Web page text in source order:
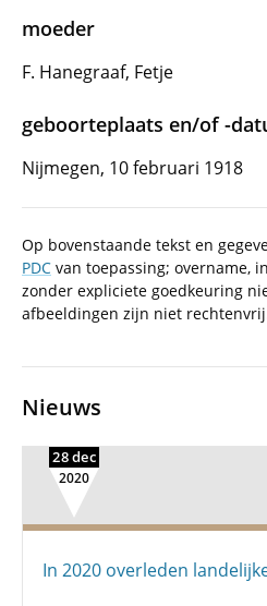
moeder
F. Hanegraaf, Fetje
geboorteplaats en/of -
Nijmegen, 10 februari 1918
Op bovenstaande tekst en
PDC van toepassing; overname,
zonder expliciete goedkeuring
afbeeldingen zijn niet
Nieuws
28 dec
2020
In 2020 overleden